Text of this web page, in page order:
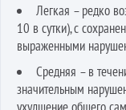
Легкая – редко
10 в сутки), с
выраженными
Средняя – в
значительным